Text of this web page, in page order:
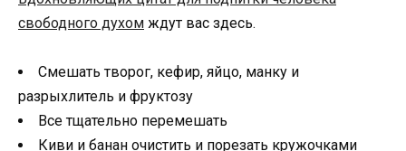
свободного духом ждут вас здесь.
Смешать творог, кефир, яйцо, манку и
разрыхлитель и фруктозу
Все тщательно перемешать
Киви и банан очистить и порезать кружочками